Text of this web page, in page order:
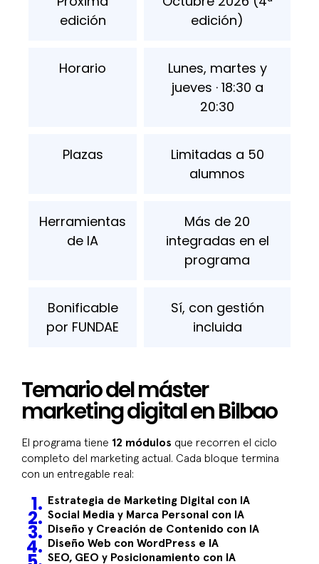
edición
edición)
Horario
Lunes, martes y
jueves · 18:30 a
20:30
Plazas
Limitadas a 50
alumnos
Herramientas
de IA
Más de 20
integradas en el
programa
Bonificable
por FUNDAE
Sí, con gestión
incluida
Temario del máster
marketing digital en Bilbao
El programa tiene 12 módulos que recorren el ciclo
completo del marketing actual. Cada bloque termina
con un entregable real:
Estrategia de Marketing Digital con IA
Social Media y Marca Personal con IA
Diseño y Creación de Contenido con IA
Diseño Web con WordPress e IA
SEO, GEO y Posicionamiento con IA